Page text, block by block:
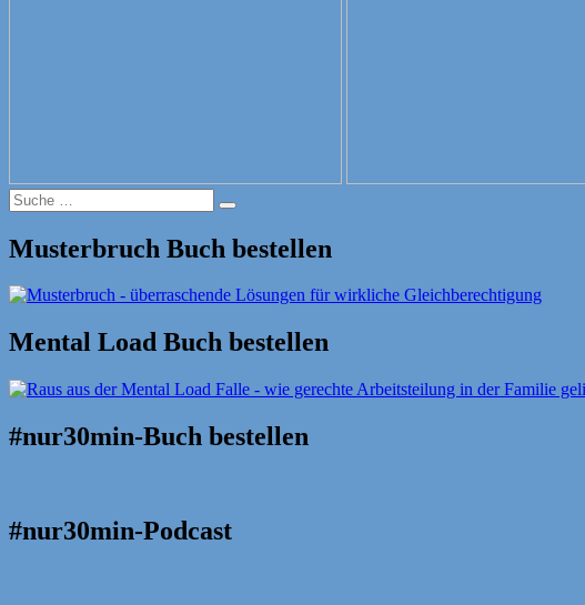
Suche
nach:
Suche
Musterbruch Buch bestellen
Mental Load Buch bestellen
#nur30min-Buch bestellen
#nur30min-Podcast